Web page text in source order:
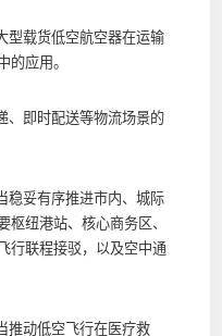
载货低空航空器在运输
的应用。
即时配送等物流场景的
妥有序推进市内、城际
枢纽港站、核心商务区、
行联程接驳，以及空中通
动低空飞行在医疗救